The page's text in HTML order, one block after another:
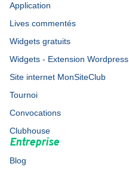
Application
Lives commentés
Widgets gratuits
Widgets - Extension Wordpress
Site internet MonSiteClub
Tournoi
Convocations
Clubhouse
Entreprise
Blog